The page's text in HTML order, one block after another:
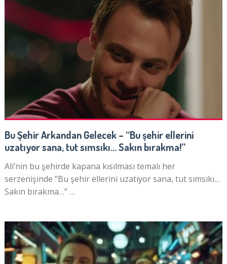
Bu Şehir Arkandan Gelecek – “Bu şehir ellerini
uzatıyor sana, tut sımsıkı… Sakın bırakma!”
Ali’nin bu şehirde kapana kısılması temalı her
serzenişinde “Bu şehir ellerini uzatıyor sana, tut sımsıkı…
Sakın bırakma…” …